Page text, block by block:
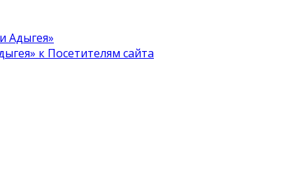
Адыгея»
к Посетителям сайта